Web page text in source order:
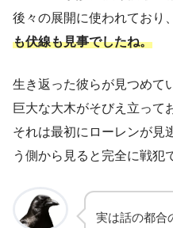
後々の展開に使われており、
も伏線も見事でしたね。
生き返った彼らが見つめて
巨大な大木がそびえ立って
それは最初にローレンが見
う側から見ると完全に戦犯
実は話の都合